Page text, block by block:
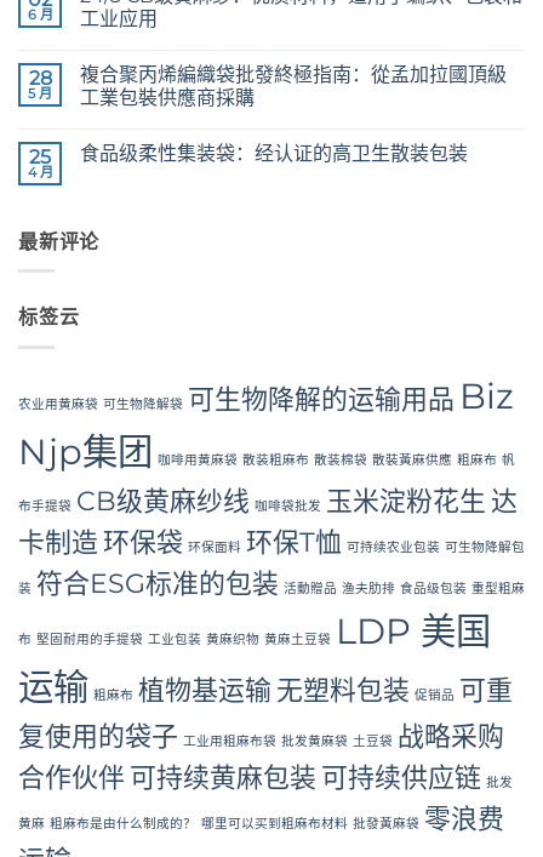
to
24/3
Configurations
Bangladesh
6 月
工业应用
Grade
Jute
Yarn:
for
Weaving,
Applications
论
28
5 月
複合聚丙烯編織袋批發終極指南：從孟加拉國頂級
工業包裝供應商採購
Guide
to
Bags
Wholesale:
Premier
Industrial
论
25
4 月
食品级柔性集装袋：经认证的高卫生散装包装
Certified
High-
最新评论
标签云
农业用黄麻袋 可生物降解袋 可生物降解的运输用品 Biz
Njp集团
咖啡用黄麻袋 散装粗麻布 散装棉袋 散裝黃麻供應 粗麻布 帆
布手提袋 CB级黄麻纱线 咖啡袋批发 玉米淀粉花生 达
卡制造 环保袋 环保面料 环保T恤 可持续农业包装 可生物降解包
装 符合ESG标准的包装 活動贈品 渔夫肋排 食品级包装 重型粗麻
布 堅固耐用的手提袋 工业包装 黄麻织物 黄麻土豆袋
LDP 美国
运输 粗麻布 植物基运输 无塑料包装 促销品 可重
复使用的袋子 工业用粗麻布袋 批发黄麻袋 土豆袋 战略采购
合作伙伴 可持续黄麻包装 可持续供应链 批发
黄麻 粗麻布是由什么制成的？ 哪里可以买到粗麻布材料 批發黃麻袋 零浪费